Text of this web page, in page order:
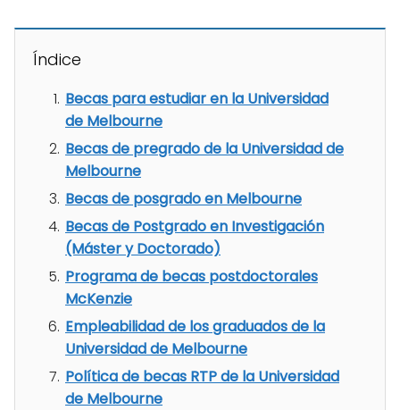
Índice
Becas para estudiar en la Universidad
de Melbourne
Becas de pregrado de la Universidad de
Melbourne
Becas de posgrado en Melbourne
Becas de Postgrado en Investigación
(Máster y Doctorado)
Programa de becas postdoctorales
McKenzie
Empleabilidad de los graduados de la
Universidad de Melbourne
Política de becas RTP de la Universidad
de Melbourne